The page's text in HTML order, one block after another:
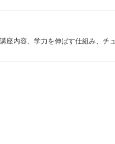
座内容、学力を伸ばす仕組み、チュ